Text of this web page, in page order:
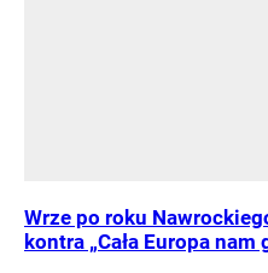
Wrze po roku
kontra „Cała Europa